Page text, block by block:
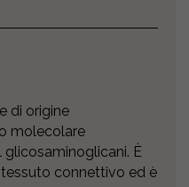
di origine
molecolare
È
connettivo ed è